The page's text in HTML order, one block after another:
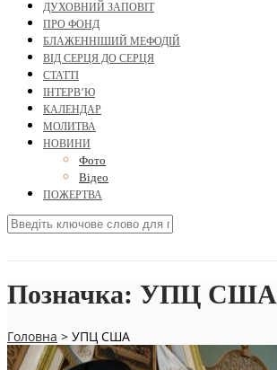
ДУХОВНИЙ ЗАПОВІТ
ПРО ФОНД
БЛАЖЕННІШИЙ МЕФОДІЙ
ВІД СЕРЦЯ ДО СЕРЦЯ
СТАТТІ
ІНТЕРВ’Ю
КАЛЕНДАР
МОЛИТВА
НОВИНИ
Фото
Відео
ПОЖЕРТВА
Позначка: УПЦ США
Головна > УПЦ США